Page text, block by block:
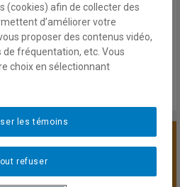
2025
plus
(cookies) afin de collecter des
d’améliorer votre
proposer des contenus vidéo,
de fréquentation, etc. Vous
choix en sélectionnant
refuser
les témoins